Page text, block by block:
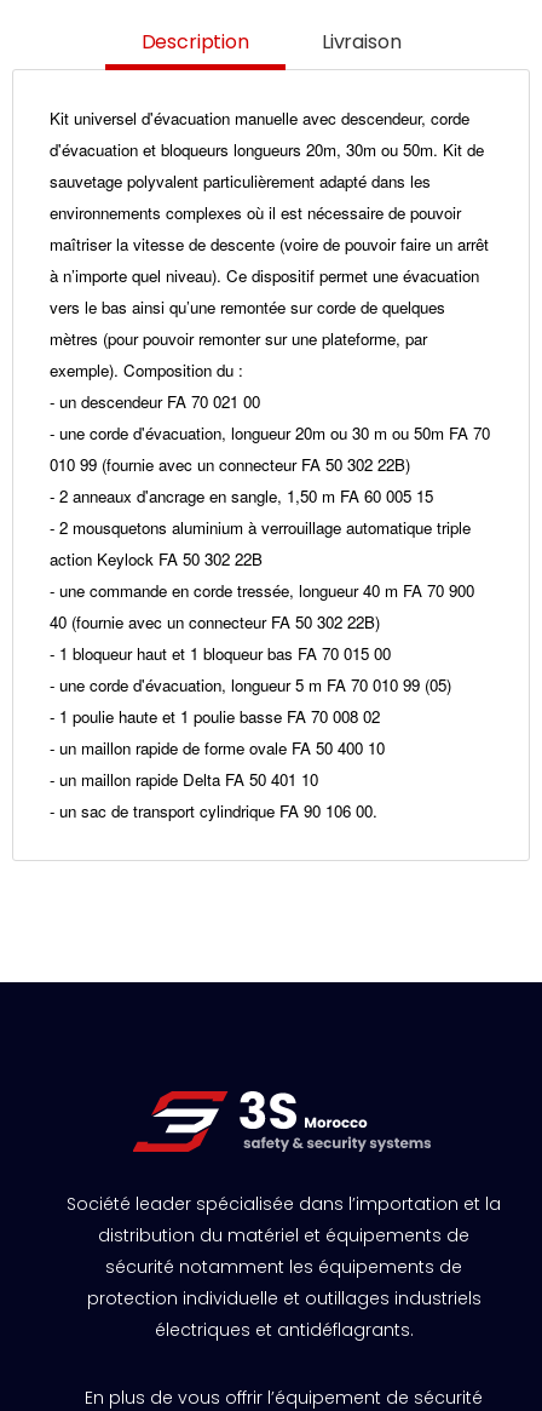
Description Livraison
Kit universel d'évacuation manuelle avec descendeur, corde
d'évacuation et bloqueurs longueurs 20m, 30m ou 50m. Kit de
sauvetage polyvalent particulièrement adapté dans les
environnements complexes où il est nécessaire de pouvoir
maîtriser la vitesse de descente (voire de pouvoir faire un arrêt
à n’importe quel niveau). Ce dispositif permet une évacuation
vers le bas ainsi qu’une remontée sur corde de quelques
mètres (pour pouvoir remonter sur une plateforme, par
exemple). Composition du :
- un descendeur FA 70 021 00
- une corde d'évacuation, longueur 20m ou 30 m ou 50m FA 70
010 99 (fournie avec un connecteur FA 50 302 22B)
- 2 anneaux d'ancrage en sangle, 1,50 m FA 60 005 15
- 2 mousquetons aluminium à verrouillage automatique triple
action Keylock FA 50 302 22B
- une commande en corde tressée, longueur 40 m FA 70 900
40 (fournie avec un connecteur FA 50 302 22B)
- 1 bloqueur haut et 1 bloqueur bas FA 70 015 00
- une corde d'évacuation, longueur 5 m FA 70 010 99 (05)
- 1 poulie haute et 1 poulie basse FA 70 008 02
- un maillon rapide de forme ovale FA 50 400 10
- un maillon rapide Delta FA 50 401 10
- un sac de transport cylindrique FA 90 106 00.
Société leader spécialisée dans l’importation et la
distribution du matériel et équipements de
sécurité notamment les équipements de
protection individuelle et outillages industriels
électriques et antidéflagrants.
En plus de vous offrir l’équipement de sécurité